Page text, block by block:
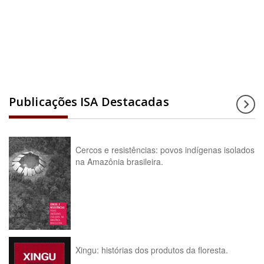
Publicações ISA Destacadas
Cercos e resistências: povos indígenas isolados
na Amazônia brasileira.
Xingu: histórias dos produtos da floresta.